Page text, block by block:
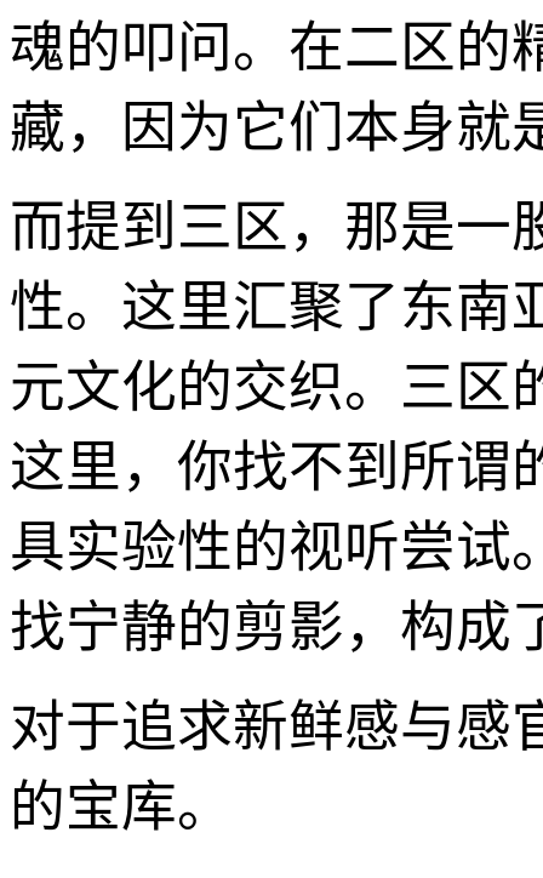
魂的叩问。在二区的
藏，因为它们本身就
而提到三区，那是一
性。这里汇聚了东南
元文化的交织。三区
这里，你找不到所谓
具实验性的视听尝试
找宁静的剪影，构成
对于追求新鲜感与感
的宝库。